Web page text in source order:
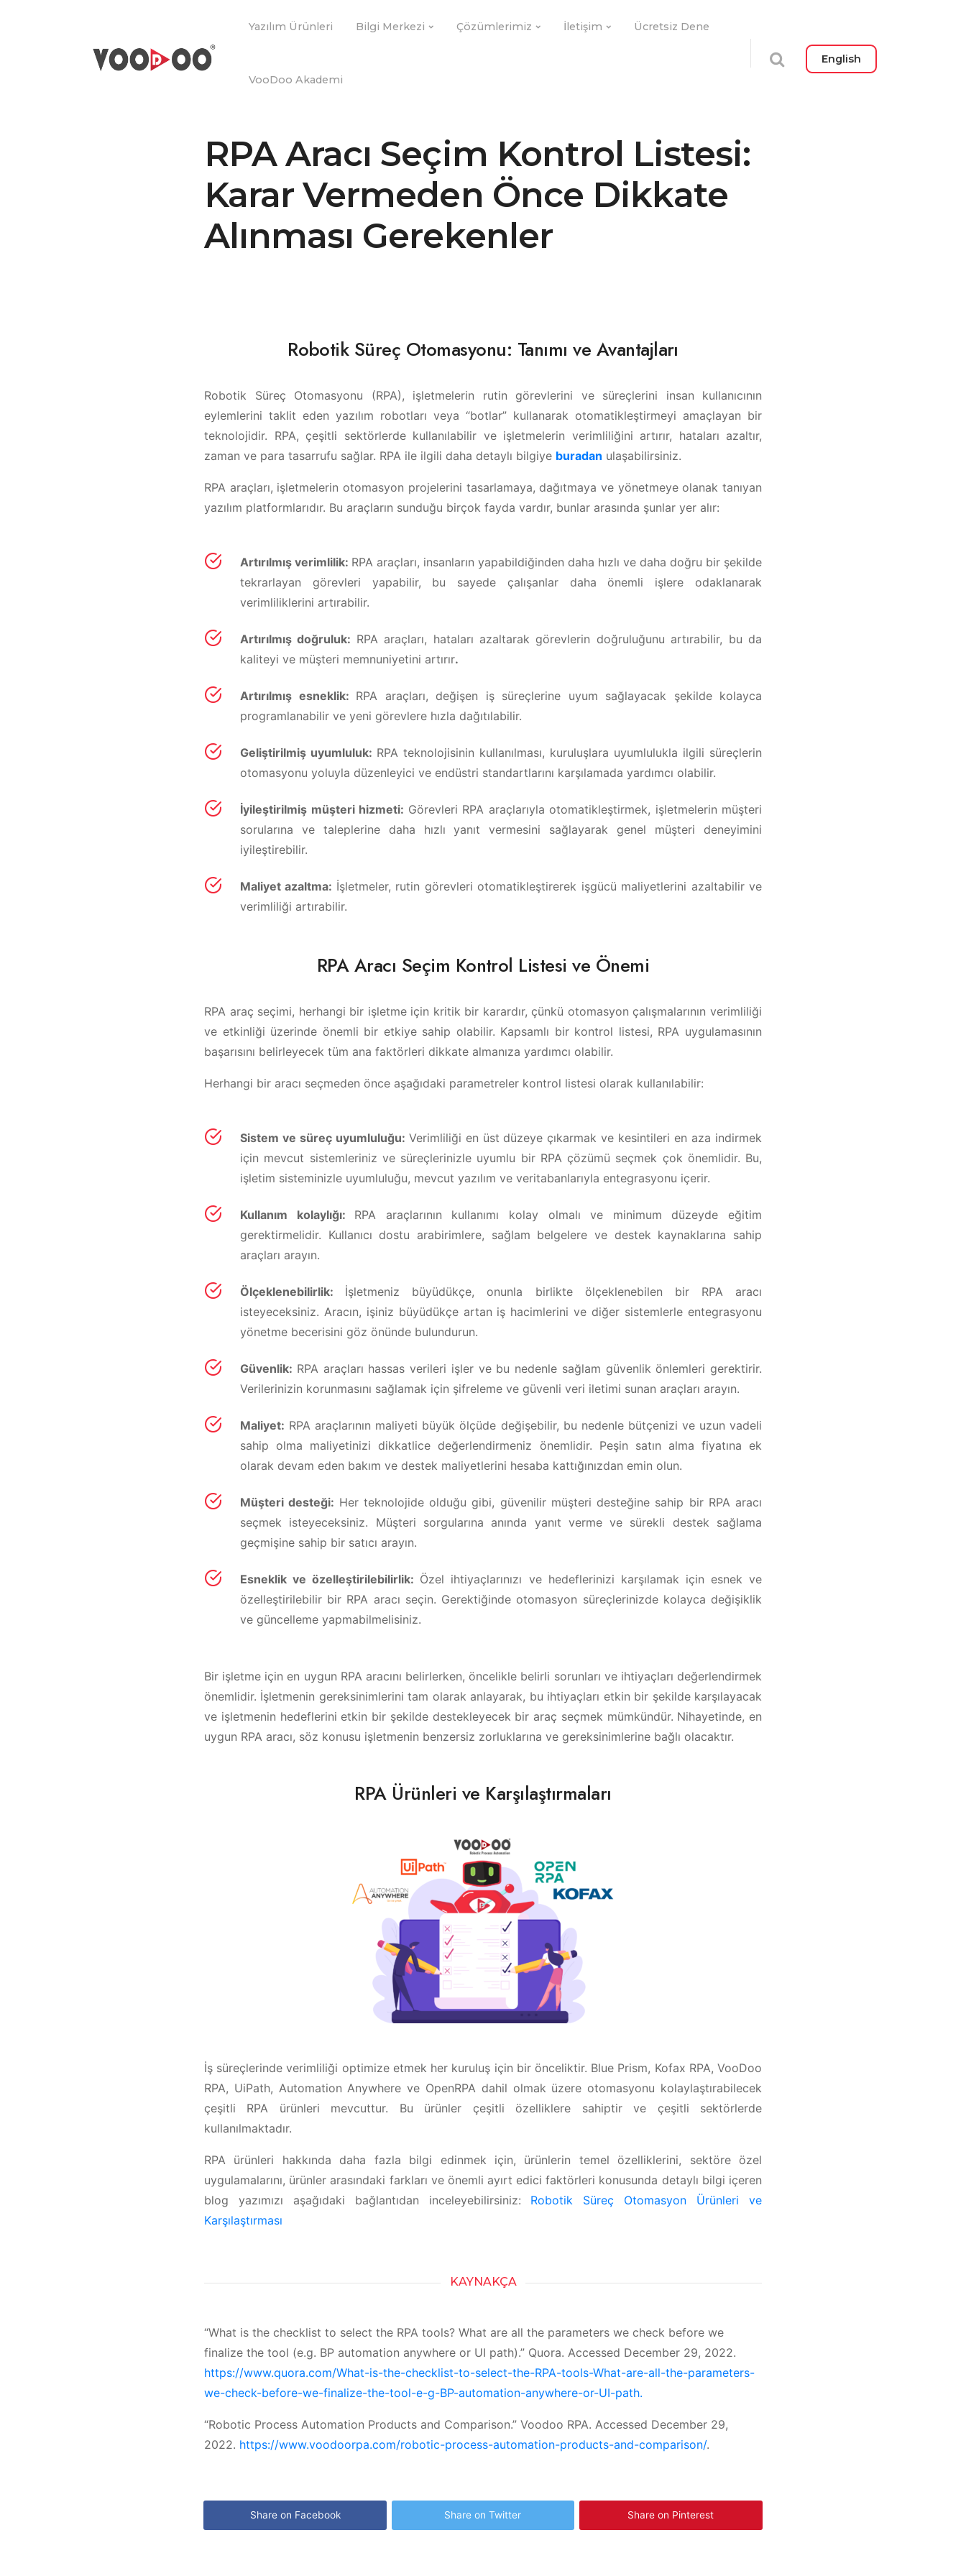
Yazılım Ürünleri Bilgi Merkezi Çözümlerimiz İletişim Ücretsiz Dene
VooDoo Akademi
English
RPA Aracı Seçim Kontrol Listesi:
Karar Vermeden Önce Dikkate
Alınması Gerekenler
Robotik Süreç Otomasyonu: Tanımı ve Avantajları
Robotik Süreç Otomasyonu (RPA), işletmelerin rutin görevlerini ve süreçlerini insan kullanıcının
eylemlerini taklit eden yazılım robotları veya “botlar” kullanarak otomatikleştirmeyi amaçlayan bir
teknolojidir. RPA, çeşitli sektörlerde kullanılabilir ve işletmelerin verimliliğini artırır, hataları azaltır,
zaman ve para tasarrufu sağlar. RPA ile ilgili daha detaylı bilgiye buradan ulaşabilirsiniz.
RPA araçları, işletmelerin otomasyon projelerini tasarlamaya, dağıtmaya ve yönetmeye olanak tanıyan
yazılım platformlarıdır. Bu araçların sunduğu birçok fayda vardır, bunlar arasında şunlar yer alır:
Artırılmış verimlilik: RPA araçları, insanların yapabildiğinden daha hızlı ve daha doğru bir şekilde
tekrarlayan görevleri yapabilir, bu sayede çalışanlar daha önemli işlere odaklanarak
verimliliklerini artırabilir.
Artırılmış doğruluk: RPA araçları, hataları azaltarak görevlerin doğruluğunu artırabilir, bu da
kaliteyi ve müşteri memnuniyetini artırır.
Artırılmış esneklik: RPA araçları, değişen iş süreçlerine uyum sağlayacak şekilde kolayca
programlanabilir ve yeni görevlere hızla dağıtılabilir.
Geliştirilmiş uyumluluk: RPA teknolojisinin kullanılması, kuruluşlara uyumlulukla ilgili süreçlerin
otomasyonu yoluyla düzenleyici ve endüstri standartlarını karşılamada yardımcı olabilir.
İyileştirilmiş müşteri hizmeti: Görevleri RPA araçlarıyla otomatikleştirmek, işletmelerin müşteri
sorularına ve taleplerine daha hızlı yanıt vermesini sağlayarak genel müşteri deneyimini
iyileştirebilir.
Maliyet azaltma: İşletmeler, rutin görevleri otomatikleştirerek işgücü maliyetlerini azaltabilir ve
verimliliği artırabilir.
RPA Aracı Seçim Kontrol Listesi ve Önemi
RPA araç seçimi, herhangi bir işletme için kritik bir karardır, çünkü otomasyon çalışmalarının verimliliği
ve etkinliği üzerinde önemli bir etkiye sahip olabilir. Kapsamlı bir kontrol listesi, RPA uygulamasının
başarısını belirleyecek tüm ana faktörleri dikkate almanıza yardımcı olabilir.
Herhangi bir aracı seçmeden önce aşağıdaki parametreler kontrol listesi olarak kullanılabilir:
Sistem ve süreç uyumluluğu: Verimliliği en üst düzeye çıkarmak ve kesintileri en aza indirmek
için mevcut sistemleriniz ve süreçlerinizle uyumlu bir RPA çözümü seçmek çok önemlidir. Bu,
işletim sisteminizle uyumluluğu, mevcut yazılım ve veritabanlarıyla entegrasyonu içerir.
Kullanım kolaylığı: RPA araçlarının kullanımı kolay olmalı ve minimum düzeyde eğitim
gerektirmelidir. Kullanıcı dostu arabirimlere, sağlam belgelere ve destek kaynaklarına sahip
araçları arayın.
Ölçeklenebilirlik: İşletmeniz büyüdükçe, onunla birlikte ölçeklenebilen bir RPA aracı
isteyeceksiniz. Aracın, işiniz büyüdükçe artan iş hacimlerini ve diğer sistemlerle entegrasyonu
yönetme becerisini göz önünde bulundurun.
Güvenlik: RPA araçları hassas verileri işler ve bu nedenle sağlam güvenlik önlemleri gerektirir.
Verilerinizin korunmasını sağlamak için şifreleme ve güvenli veri iletimi sunan araçları arayın.
Maliyet: RPA araçlarının maliyeti büyük ölçüde değişebilir, bu nedenle bütçenizi ve uzun vadeli
sahip olma maliyetinizi dikkatlice değerlendirmeniz önemlidir. Peşin satın alma fiyatına ek
olarak devam eden bakım ve destek maliyetlerini hesaba kattığınızdan emin olun.
Müşteri desteği: Her teknolojide olduğu gibi, güvenilir müşteri desteğine sahip bir RPA aracı
seçmek isteyeceksiniz. Müşteri sorgularına anında yanıt verme ve sürekli destek sağlama
geçmişine sahip bir satıcı arayın.
Esneklik ve özelleştirilebilirlik: Özel ihtiyaçlarınızı ve hedeflerinizi karşılamak için esnek ve
özelleştirilebilir bir RPA aracı seçin. Gerektiğinde otomasyon süreçlerinizde kolayca değişiklik
ve güncelleme yapmabilmelisiniz.
Bir işletme için en uygun RPA aracını belirlerken, öncelikle belirli sorunları ve ihtiyaçları değerlendirmek
önemlidir. İşletmenin gereksinimlerini tam olarak anlayarak, bu ihtiyaçları etkin bir şekilde karşılayacak
ve işletmenin hedeflerini etkin bir şekilde destekleyecek bir araç seçmek mümkündür. Nihayetinde, en
uygun RPA aracı, söz konusu işletmenin benzersiz zorluklarına ve gereksinimlerine bağlı olacaktır.
RPA Ürünleri ve Karşılaştırmaları
İş süreçlerinde verimliliği optimize etmek her kuruluş için bir önceliktir. Blue Prism, Kofax RPA, VooDoo
RPA, UiPath, Automation Anywhere ve OpenRPA dahil olmak üzere otomasyonu kolaylaştırabilecek
çeşitli RPA ürünleri mevcuttur. Bu ürünler çeşitli özelliklere sahiptir ve çeşitli sektörlerde
kullanılmaktadır.
RPA ürünleri hakkında daha fazla bilgi edinmek için, ürünlerin temel özelliklerini, sektöre özel
uygulamalarını, ürünler arasındaki farkları ve önemli ayırt edici faktörleri konusunda detaylı bilgi içeren
blog yazımızı aşağıdaki bağlantıdan inceleyebilirsiniz: Robotik Süreç Otomasyon Ürünleri ve
Karşılaştırması
KAYNAKÇA
“What is the checklist to select the RPA tools? What are all the parameters we check before we
finalize the tool (e.g. BP automation anywhere or UI path).” Quora. Accessed December 29, 2022.
https://www.quora.com/What-is-the-checklist-to-select-the-RPA-tools-What-are-all-the-parameters-
we-check-before-we-finalize-the-tool-e-g-BP-automation-anywhere-or-UI-path.
“Robotic Process Automation Products and Comparison.” Voodoo RPA. Accessed December 29,
2022. https://www.voodoorpa.com/robotic-process-automation-products-and-comparison/.
Share on Facebook Share on Twitter Share on Pinterest